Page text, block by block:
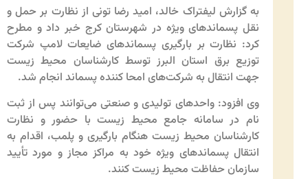
به گزارش لیفتراک خالد، امید رضا تونی از نظارت بر حمل و
نقل پسماندهای ویژه در شهرستان کرج خبر داد و مطرح
کرد: نظارت بر بارگیری پسماندهای ضایعات لامپ شرکت
توزیع برق استان البرز توسط کارشناسان محیط زیست
جهت انتقال به شرکت‌های امحا کننده پسماند انجام شد.
وی افزود: واحدهای تولیدی و صنعتی می‌توانند پس از ثبت
نام در سامانه جامع محیط زیست با حضور و نظارت
کارشناسان محیط زیست هنگام بارگیری و پلمب، اقدام به
انتقال پسماندهای ویژه خود به مراکز مجاز و مورد تأیید
سازمان حفاظت محیط زیست کنند.